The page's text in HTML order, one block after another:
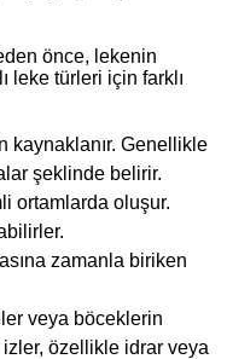
önce, lekenin
leke türleri için farklı
kaynaklanır. Genellikle
şeklinde belirir.
ortamlarda oluşur.
zamanla biriken
veya böceklerin
izler, özellikle idrar veya